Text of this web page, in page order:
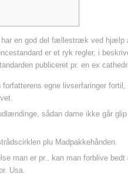
har en god del fællestræk ved
er et ryk regler, i
publiceret pr. en ex
egne livserfaringer
sådan dame ikke går
plu Madpakkehånden.
man er pr., kan man forblive
Usa.